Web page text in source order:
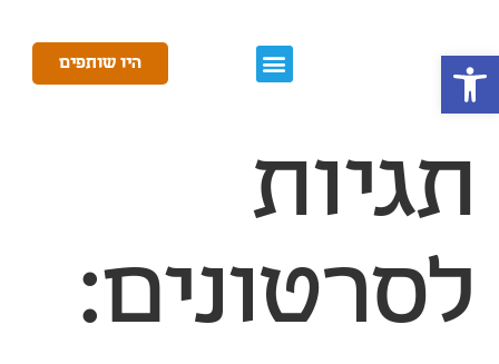
פתח סרגל נגישות היו שותפים
תגיות
לסרטונים: